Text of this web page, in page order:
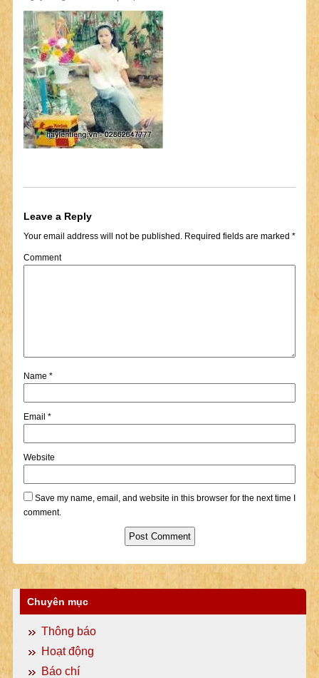
Leave a Reply
Your email address will not be published.Required fields are marked *
Comment
Name *
Email *
Website
Save my name, email, and website in this browser for the next time I
comment.
Chuyên mục
Thông báo
Hoạt động
Báo chí